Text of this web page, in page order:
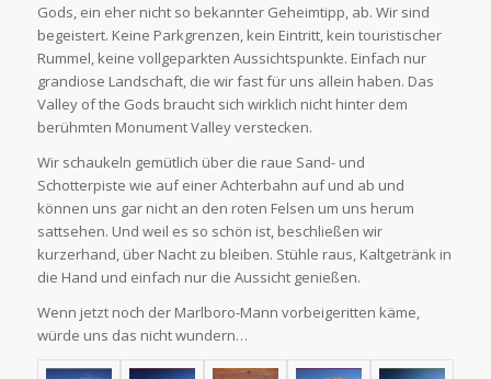
Gods, ein eher nicht so bekannter Geheimtipp, ab. Wir sind
begeistert. Keine Parkgrenzen, kein Eintritt, kein touristischer
Rummel, keine vollgeparkten Aussichtspunkte. Einfach nur
grandiose Landschaft, die wir fast für uns allein haben. Das
Valley of the Gods braucht sich wirklich nicht hinter dem
berühmten Monument Valley verstecken.
Wir schaukeln gemütlich über die raue Sand- und
Schotterpiste wie auf einer Achterbahn auf und ab und
können uns gar nicht an den roten Felsen um uns herum
sattsehen. Und weil es so schön ist, beschließen wir
kurzerhand, über Nacht zu bleiben. Stühle raus, Kaltgetränk in
die Hand und einfach nur die Aussicht genießen.
Wenn jetzt noch der Marlboro-Mann vorbeigeritten käme,
würde uns das nicht wundern…